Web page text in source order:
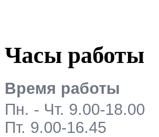
Часы работы
Время работы
Пн. - Чт. 9.00-18.00
Пт. 9.00-16.45